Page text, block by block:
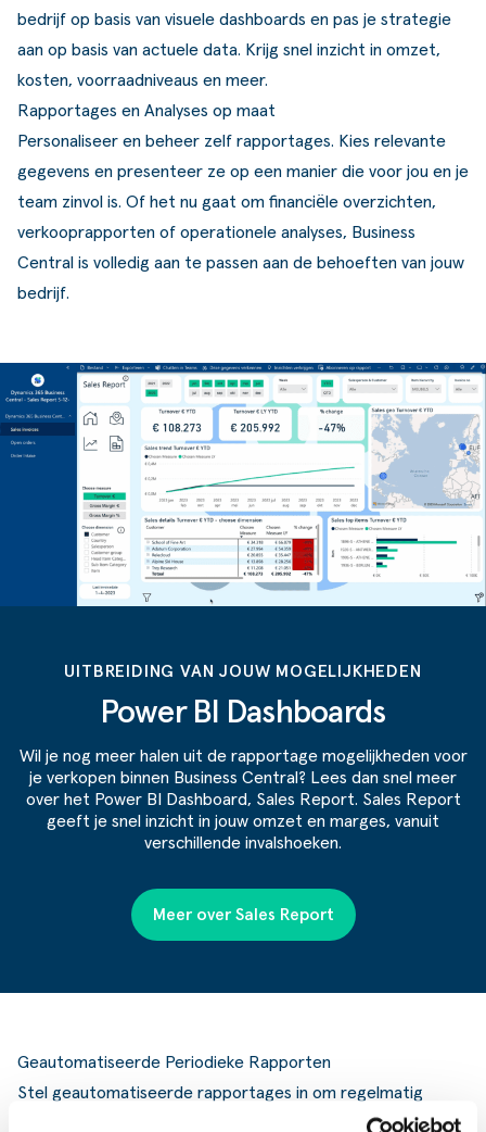
bedrijf op basis van visuele dashboards en pas je strategie
aan op basis van actuele data. Krijg snel inzicht in omzet,
kosten, voorraadniveaus en meer.
Rapportages en Analyses op maat
Personaliseer en beheer zelf rapportages. Kies relevante
gegevens en presenteer ze op een manier die voor jou en je
team zinvol is. Of het nu gaat om financiële overzichten,
verkooprapporten of operationele analyses, Business
Central is volledig aan te passen aan de behoeften van jouw
bedrijf.
UITBREIDING VAN JOUW MOGELIJKHEDEN
Power BI Dashboards
Wil je nog meer halen uit de rapportage mogelijkheden voor
je verkopen binnen Business Central? Lees dan snel meer
over het Power BI Dashboard, Sales Report. Sales Report
geeft je snel inzicht in jouw omzet en marges, vanuit
verschillende invalshoeken.
Meer over Sales Report
Geautomatiseerde Periodieke Rapporten
Stel geautomatiseerde rapportages in om regelmatig
belangrijke informatie te ontvangen. Ontvang periodieke